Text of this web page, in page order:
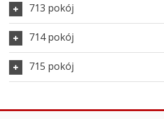
713 pokój
714 pokój
715 pokój